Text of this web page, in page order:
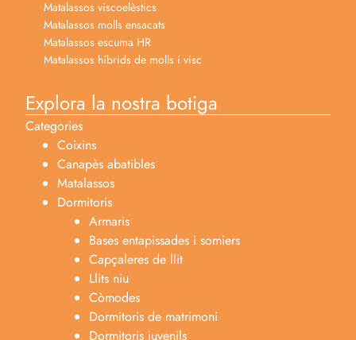
Matalassos viscoelèstics
Matalassos molls ensacats
Matalassos escuma HR
Matalassos híbrids de molls i visc
Explora la nostra botiga
Categories
Coixins
Canapès abatibles
Matalassos
Dormitoris
Armaris
Bases entapissades i somiers
Capçaleres de llit
Llits niu
Còmodes
Dormitoris de matrimoni
Dormitoris juvenils